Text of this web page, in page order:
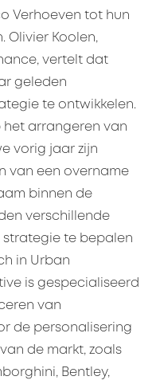
Verhoeven tot hun
Olivier Koolen,
vertelt dat
geleden
te ontwikkelen.
het arrangeren van
vorig jaar zijn
van een overname
binnen de
verschillende
te bepalen
in Urban
is gespecialiseerd
van
de personalisering
de markt, zoals
Bentley,